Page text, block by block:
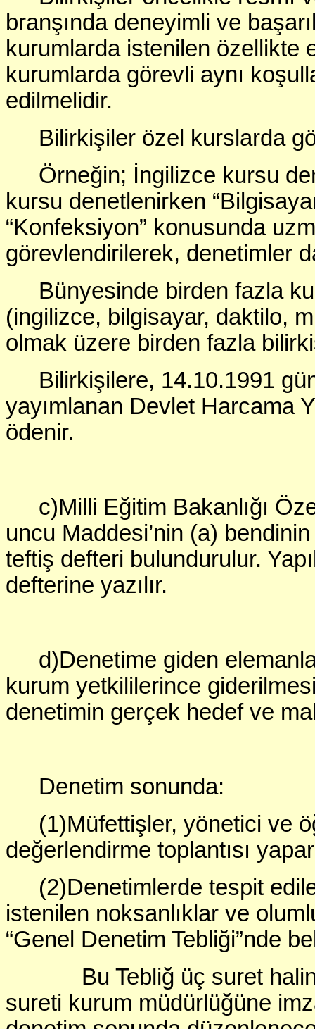
branşında deneyimli ve
kurumlarda istenilen özellikte
kurumlarda görevli aynı
edilmelidir.
Bilirkişiler özel kurslarda
Örneğin; İngilizce kursu
kursu denetlenirken
“Konfeksiyon” konusunda
görevlendirilerek, denetimler
Bünyesinde birden fazla
(ingilizce, bilgisayar, daktilo,
olmak üzere birden fazla
Bilirkişilere, 14.10.1991
yayımlanan Devlet Harcama
ödenir.
c)Milli Eğitim Bakanlığı
uncu Maddesi’nin (a)
teftiş defteri bulundurulur.
defterine yazılır.
d)Denetime giden
kurum yetkililerince
denetimin gerçek hedef ve
Denetim sonunda:
(1)Müfettişler, yönetici ve
değerlendirme toplantısı
(2)Denetimlerde tespit
istenilen noksanlıklar ve
“Genel Denetim Tebliği”nde
Bu Tebliğ üç suret halinde
sureti kurum müdürlüğüne